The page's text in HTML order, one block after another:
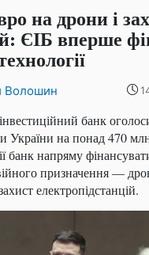
на дрони і
ЄІБ вперше
Волошин
банк
України на понад 470
банк напряму
призначення —
електропідстанцій.